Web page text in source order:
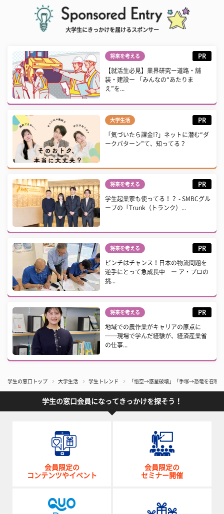
大学生にきっかけを届けるスポンサー
将来を考える PR
【就活生必見】業界研究ー道路・舗
装・建設ー 「みんなの“あたりま
え”を...
大学生活 PR
「気づいたら課金!?」ネットに潜む“ダ
ークパターン”て、知ってる？
将来を考える PR
学生起業家も使ってる！？ - SMBCグル
ープの「Trunk（トランク）...
将来を考える PR
ピンチはチャンス！日本の物流問題を
逆手にとって急成長中 ー ア・プロの
挑...
将来を考える PR
地域での農作業がキャリアの原点に
──現場で学んだ経験が、経済産業省
の仕事...
学生の窓口トップ 大学生活 学生トレンド 「悟空→惑星破壊」「手塚→恐竜を召喚
学生の窓口会員になってきっかけを探そう！
会員限定の
コンテンツやイベント
会員限定の
セミナー開催